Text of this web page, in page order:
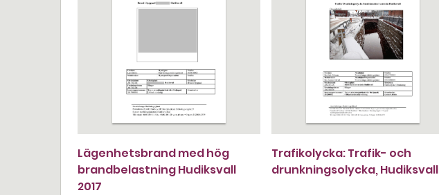
Lägenhetsbrand med hög
brandbelastning Hudiksvall
2017
Trafikolycka: Trafik- och
drunkningsolycka, Hudiksvall